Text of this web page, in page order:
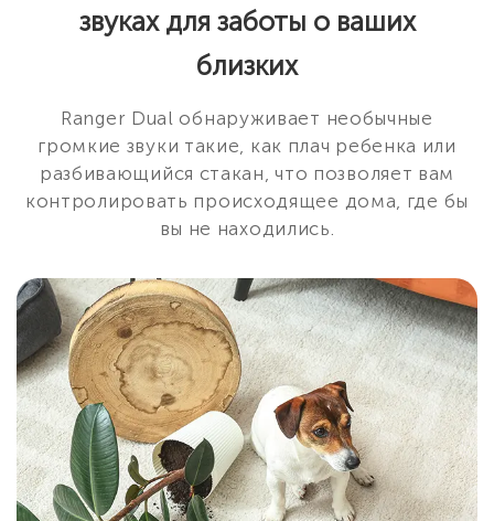
звуках для заботы о ваших
близких
Ranger Dual обнаруживает необычные
громкие звуки такие, как плач ребенка или
разбивающийся стакан, что позволяет вам
контролировать происходящее дома, где бы
вы не находились.